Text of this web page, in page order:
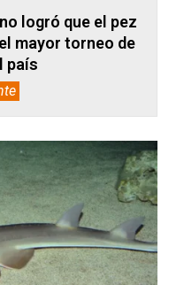
logró que el pez
mayor torneo de
país